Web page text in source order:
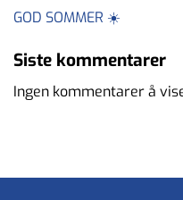
GOD SOMMER ☀️
Siste kommentarer
Ingen kommentarer å